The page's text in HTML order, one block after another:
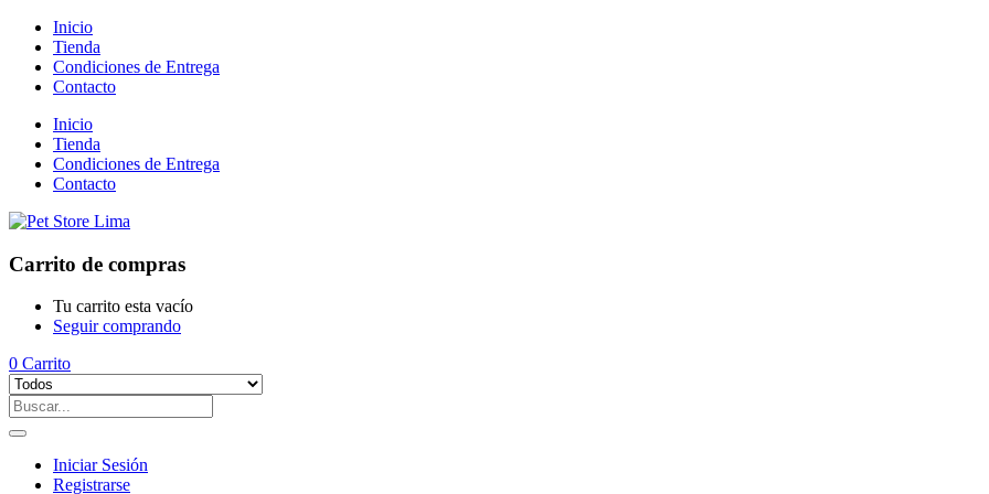
Inicio
Tienda
Condiciones de Entrega
Contacto
Inicio
Tienda
Condiciones de Entrega
Contacto
Carrito de compras
Tu carrito esta vacío
Seguir comprando
0 Carrito
Iniciar Sesión
Registrarse